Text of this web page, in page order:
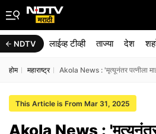
NDTV लाईव्ह टीव्ही ताज्या देश
होम महाराष्ट्र Akola News : 'मृत्यूनंतर पत्नीला
This Article is From Mar 31, 2025
Akola News : 'मृत्यूनंतर